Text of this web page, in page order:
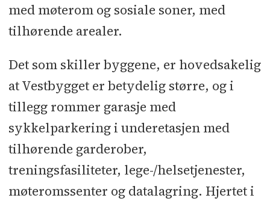
med møterom og sosiale soner, med
tilhørende arealer.
Det som skiller byggene, er hovedsakelig
at Vestbygget er betydelig større, og i
tillegg rommer garasje med
sykkelparkering i underetasjen med
tilhørende garderober,
treningsfasiliteter, lege-/helsetjenester,
møteromssenter og datalagring. Hjertet i